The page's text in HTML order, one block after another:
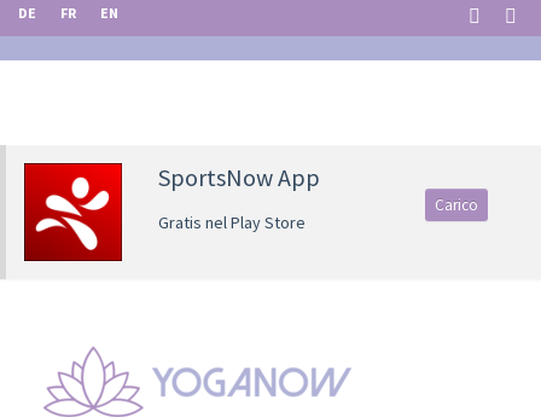
DE FR EN
SportsNow App
Gratis nel Play Store
Carico